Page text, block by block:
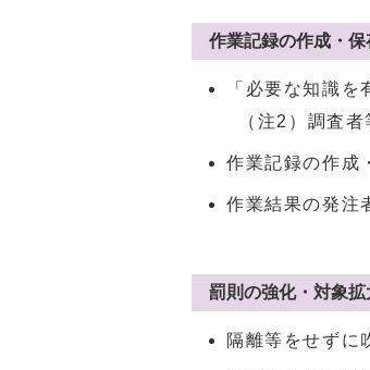
作業記録の作成・保
「必要な知識
（注2）調査者
作業記録の作成
作業結果の発注
罰則の強化・対象拡
隔離等をせずに